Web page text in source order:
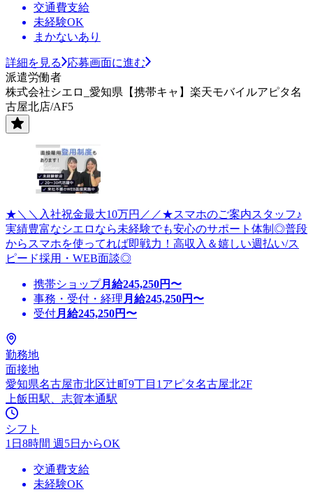
交通費支給
未経験OK
まかないあり
詳細を見る
応募画面に進む
派遣労働者
株式会社シエロ_愛知県【携帯キャ】楽天モバイルアピタ名
古屋北店/AF5
★＼＼入社祝金最大10万円／／★スマホのご案内スタッフ♪
実績豊富なシエロなら未経験でも安心のサポート体制◎普段
からスマホを使ってれば即戦力！高収入＆嬉しい週払い/ス
ピード採用・WEB面談◎
携帯ショップ月給245,250円〜
事務・受付・経理 月給245,250円〜
受付月給245,250円〜
勤務地
面接地
愛知県名古屋市北区辻町9丁目1アピタ名古屋北2F
上飯田駅、志賀本通駅
シフト
1日8時間 週5日からOK
交通費支給
未経験OK